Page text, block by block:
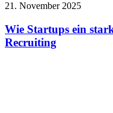
21. November 2025
Wie Startups ein
Recruiting